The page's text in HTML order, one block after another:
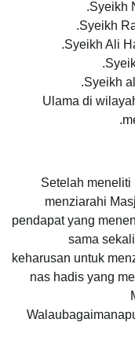
Syeikh
Syeikh
Syeikh Ali
Syeikh
Ulama di
Setelah meneliti
menziarahi
pendapat yang
sama
keharusan untuk
nas hadis yang